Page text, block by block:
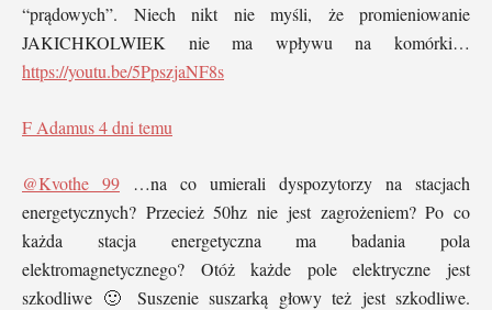
“prądowych”. Niech nikt nie myśli, że promieniowanie
JAKICHKOLWIEK nie ma wpływu na komórki…
https://youtu.be/5PpszjaNF8s
F Adamus4 dni temu
@Kvothe 99 …na co umierali dyspozytorzy na stacjach
energetycznych? Przecież 50hz nie jest zagrożeniem? Po co
każda stacja energetyczna ma badania pola
elektromagnetycznego? Otóż każde pole elektryczne jest
szkodliwe 🙂 Suszenie suszarką głowy też jest szkodliwe.